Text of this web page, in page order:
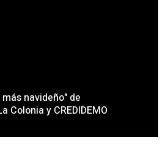
navideño" de
Colonia y CREDIDEMO